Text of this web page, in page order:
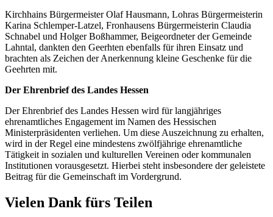
Kirchhains Bürgermeister Olaf Hausmann, Lohras Bürgermeisterin
Karina Schlemper-Latzel, Fronhausens Bürgermeisterin Claudia
Schnabel und Holger Boßhammer, Beigeordneter der Gemeinde
Lahntal, dankten den Geerhten ebenfalls für ihren Einsatz und
brachten als Zeichen der Anerkennung kleine Geschenke für die
Geehrten mit.
Der Ehrenbrief des Landes Hessen
Der Ehrenbrief des Landes Hessen wird für langjähriges
ehrenamtliches Engagement im Namen des Hessischen
Ministerpräsidenten verliehen. Um diese Auszeichnung zu erhalten,
wird in der Regel eine mindestens zwölfjährige ehrenamtliche
Tätigkeit in sozialen und kulturellen Vereinen oder kommunalen
Institutionen vorausgesetzt. Hierbei steht insbesondere der geleistete
Beitrag für die Gemeinschaft im Vordergrund.
Vielen Dank fürs Teilen